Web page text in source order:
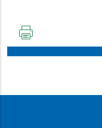
PÁGINA